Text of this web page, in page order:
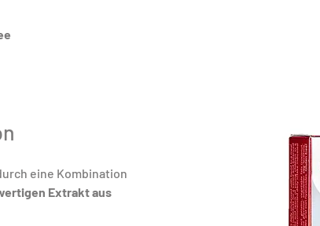
eine Kombination
Extrakt aus